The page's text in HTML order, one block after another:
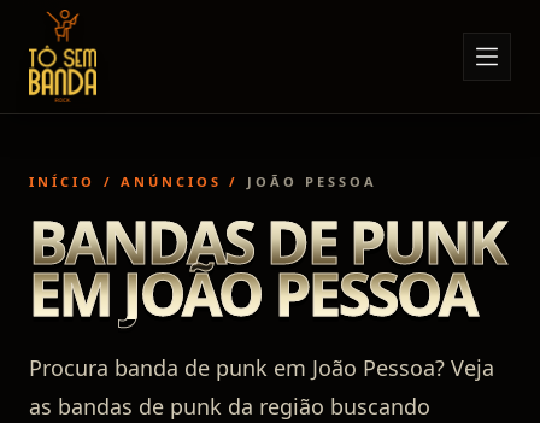
Sobre Nós
Eventos
Minha Conta
INÍCIO / ANÚNCIOS / JOÃO PESSOA
BANDAS DE PUNK
EM JOÃO PESSOA
Procura banda de punk em João Pessoa? Veja
as bandas de punk da região buscando